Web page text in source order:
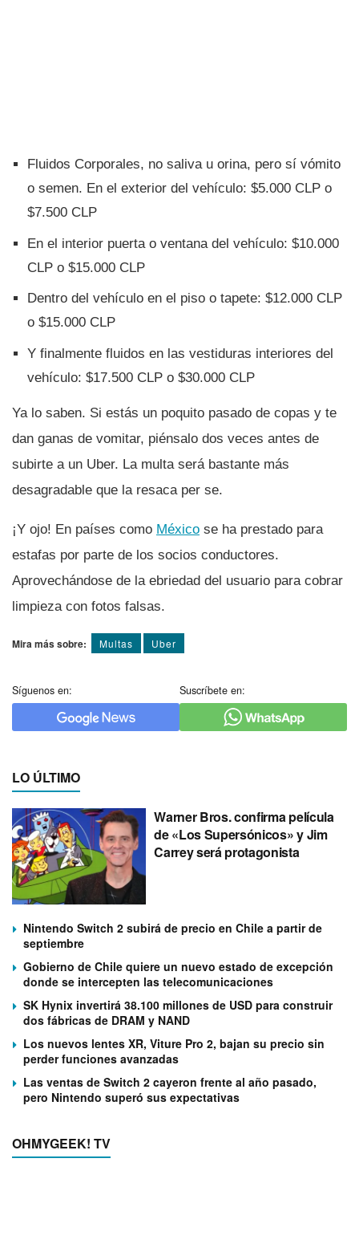
Fluidos Corporales, no saliva u orina, pero sí­ vómito
o semen. En el exterior del vehí­culo: $5.000 CLP o
$7.500 CLP
En el interior puerta o ventana del vehí­culo: $10.000
CLP o $15.000 CLP
Dentro del vehí­culo en el piso o tapete: $12.000 CLP
o $15.000 CLP
Y finalmente fluidos en las vestiduras interiores del
vehí­culo: $17.500 CLP o $30.000 CLP
Ya lo saben. Si estás un poquito pasado de copas y te
dan ganas de vomitar, piénsalo dos veces antes de
subirte a un Uber. La multa será bastante más
desagradable que la resaca per se.
¡Y ojo! En paí­ses como México se ha prestado para
estafas por parte de los socios conductores.
Aprovechándose de la ebriedad del usuario para cobrar
limpieza con fotos falsas.
Mira más sobre: Multas Uber
Síguenos en: Suscríbete en:
LO ÚLTIMO
Warner Bros. confirma película
de «Los Supersónicos» y Jim
Carrey será protagonista
Nintendo Switch 2 subirá de precio en Chile a partir de
septiembre
Gobierno de Chile quiere un nuevo estado de excepción
donde se intercepten las telecomunicaciones
SK Hynix invertirá 38.100 millones de USD para construir
dos fábricas de DRAM y NAND
Los nuevos lentes XR, Viture Pro 2, bajan su precio sin
perder funciones avanzadas
Las ventas de Switch 2 cayeron frente al año pasado,
pero Nintendo superó sus expectativas
OHMYGEEK! TV